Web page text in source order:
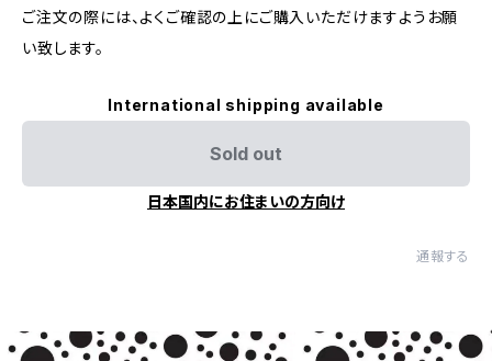
ご注文の際には、よくご確認の上にご購入いただけますようお願
い致します。
International shipping available
Sold out
日本国内にお住まいの方向け
通報する